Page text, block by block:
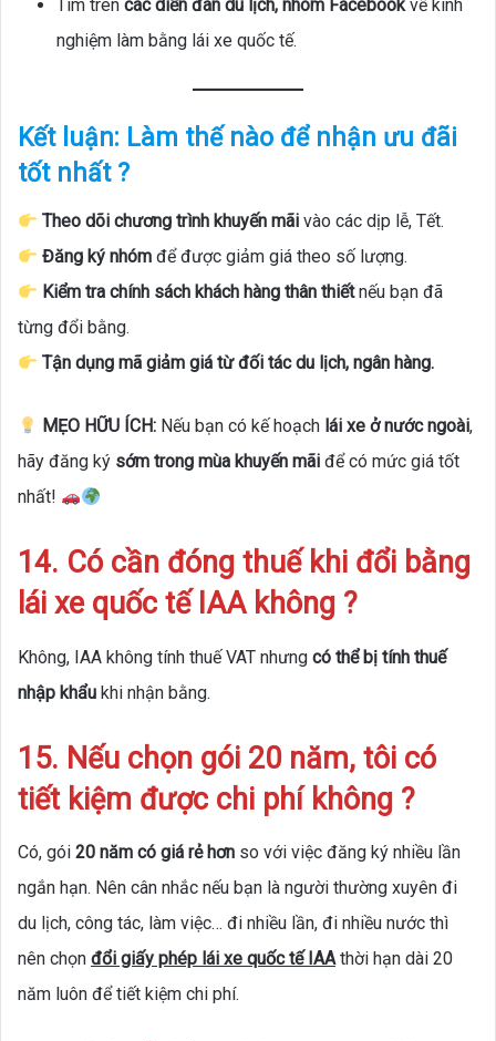
Tìm trên các diễn đàn du lịch, nhóm Facebookvề kinh
nghiệm làm bằng lái xe quốc tế.
Kết luận: Làm thế nào để nhận ưu đãi
tốt nhất ?
Theo dõi chương trình khuyến mãi vào các dịp lễ, Tết.
Đăng ký nhóm để được giảm giá theo số lượng.
Kiểm tra chính sách khách hàng thân thiếtnếu bạn đã
từng đổi bằng.
Tận dụng mã giảm giá từ đối tác du lịch, ngân hàng.
MẸO HỮU ÍCH: Nếu bạn có kế hoạch lái xe ở nước ngoài,
hãy đăng ký sớm trong mùa khuyến mãi để có mức giá tốt
nhất!
14. Có cần đóng thuế khi đổi bằng
lái xe quốc tế IAA không ?
Không, IAA không tính thuế VAT nhưng có thể bị tính thuế
nhập khẩu khi nhận bằng.
15. Nếu chọn gói 20 năm, tôi có
tiết kiệm được chi phí không ?
Có, gói 20 năm có giá rẻ hơn so với việc đăng ký nhiều lần
ngắn hạn. Nên cân nhắc nếu bạn là người thường xuyên đi
du lịch, công tác, làm việc… đi nhiều lần, đi nhiều nước thì
nên chọn đổi giấy phép lái xe quốc tế IAAthời hạn dài 20
năm luôn để tiết kiệm chi phí.